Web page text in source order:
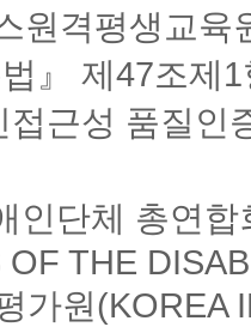
원격평생교육
법』 제47조
근성 품질인
인단체 총연
THE
가원(KOREA